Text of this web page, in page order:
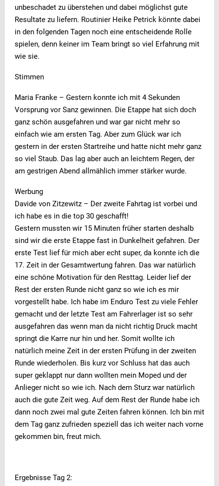
unbeschadet zu überstehen und dabei möglichst gute
Resultate zu liefern. Routinier Heike Petrick könnte dabei
in den folgenden Tagen noch eine entscheidende Rolle
spielen, denn keiner im Team bringt so viel Erfahrung mit
wie sie.
Stimmen
Maria Franke – Gestern konnte ich mit 4 Sekunden
Vorsprung vor Sanz gewinnen. Die Etappe hat sich doch
ganz schön ausgefahren und war gar nicht mehr so
einfach wie am ersten Tag. Aber zum Glück war ich
gestern in der ersten Startreihe und hatte nicht mehr ganz
so viel Staub. Das lag aber auch an leichtem Regen, der
am gestrigen Abend allmählich immer stärker wurde.
Werbung
Davide von Zitzewitz – Der zweite Fahrtag ist vorbei und
ich habe es in die top 30 geschafft!
Gestern mussten wir 15 Minuten früher starten deshalb
sind wir die erste Etappe fast in Dunkelheit gefahren. Der
erste Test lief für mich aber echt super, da konnte ich die
17. Zeit in der Gesamtwertung fahren. Das war natürlich
eine schöne Motivation für den Resttag. Leider lief der
Rest der ersten Runde nicht ganz so wie ich es mir
vorgestellt habe. Ich habe im Enduro Test zu viele Fehler
gemacht und der letzte Test am Fahrerlager ist so sehr
ausgefahren das wenn man da nicht richtig Druck macht
springt die Karre nur hin und her. Somit wollte ich
natürlich meine Zeit in der ersten Prüfung in der zweiten
Runde wiederholen. Bis kurz vor Schluss hat das auch
super geklappt nur dann wollten mein Moped und der
Anlieger nicht so wie ich. Nach dem Sturz war natürlich
auch die gute Zeit weg. Auf dem Rest der Runde habe ich
dann noch zwei mal gute Zeiten fahren können. Ich bin mit
dem Tag ganz zufrieden speziell das ich weiter nach vorne
gekommen bin, freut mich.
Ergebnisse Tag 2: